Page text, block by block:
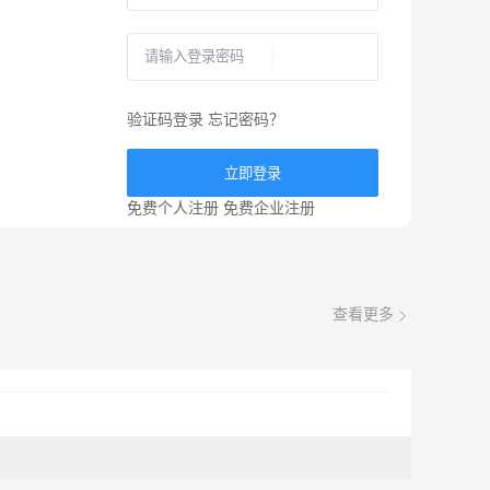
验证码登录 忘记密码？
立即登录
免费个人注册 免费企业注册
查看更多